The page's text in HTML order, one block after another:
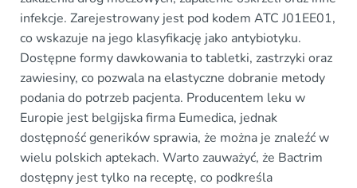
infekcje. Zarejestrowany jest pod kodem ATC J01EE01,
co wskazuje na jego klasyfikację jako antybiotyku.
Dostępne formy dawkowania to tabletki, zastrzyki oraz
zawiesiny, co pozwala na elastyczne dobranie metody
podania do potrzeb pacjenta. Producentem leku w
Europie jest belgijska firma Eumedica, jednak
dostępność generików sprawia, że można je znaleźć w
wielu polskich aptekach. Warto zauważyć, że Bactrim
dostępny jest tylko na receptę, co podkreśla